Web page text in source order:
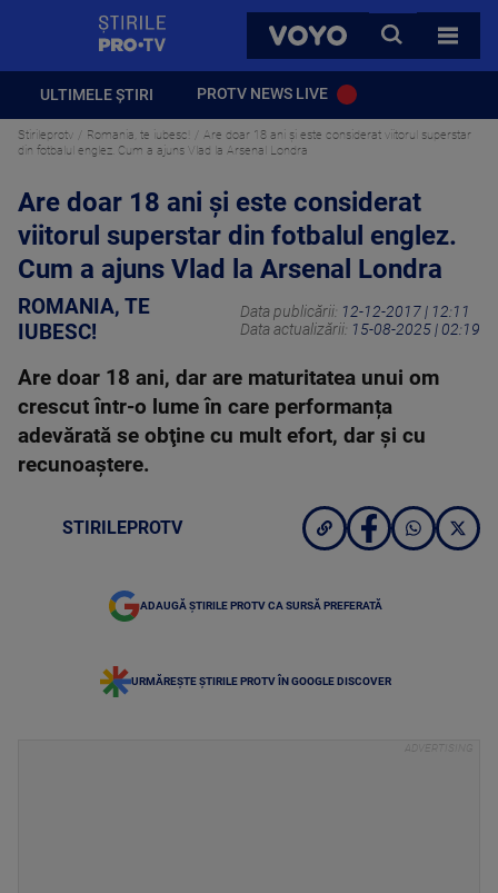
VOYO
CAUTA
TOATE
ULTIMELE ȘTIRI PROTV NEWS LIVE
Stirileprotv Romania, te iubesc!
Are doar 18 ani şi este considerat viitorul superstar
din fotbalul englez. Cum a ajuns Vlad la Arsenal Londra
Are doar 18 ani şi este considerat
viitorul superstar din fotbalul englez.
Cum a ajuns Vlad la Arsenal Londra
ROMANIA, TE
IUBESC!
Data publicării: 12-12-2017 | 12:11
Data actualizării: 15-08-2025 | 02:19
Are doar 18 ani, dar are maturitatea unui om
crescut într-o lume în care performanța
adevărată se obţine cu mult efort, dar şi cu
recunoaştere.
STIRILEPROTV
ADAUGĂ ȘTIRILE PROTV CA SURSĂ PREFERATĂ
URMĂREȘTE ȘTIRILE PROTV ÎN GOOGLE DISCOVER